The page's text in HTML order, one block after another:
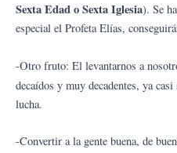
Sexta Edad o Sexta Iglesia). Se
especial el Profeta Elías,
-Otro fruto: El levantarnos a
decaídos y muy decadentes, ya
lucha.
-Convertir a la gente buena, de